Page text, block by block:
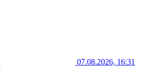
07.08.2026, 16:31